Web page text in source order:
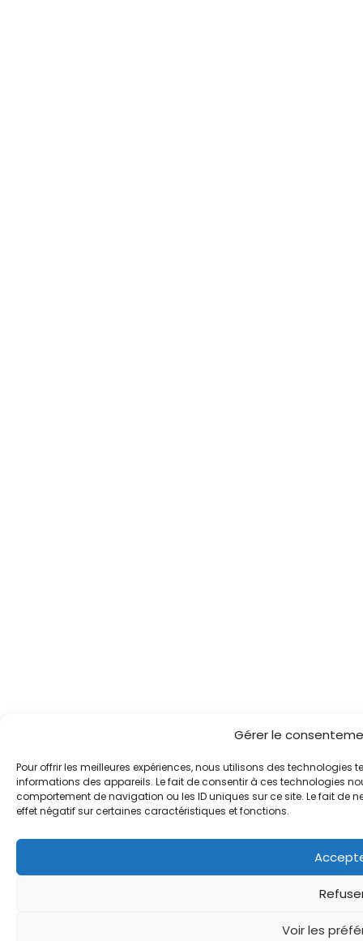
Gérer le
Pour offrir les meilleures expériences, nous utilisons des
informations des appareils. Le fait de consentir à ces technologies
comportement de navigation ou les ID uniques sur ce site. Le fait de
effet négatif sur certaines caractéristiques et fonctions.
Voir les